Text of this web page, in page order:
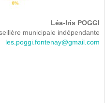
Léa-Iris POGGI
municipale indépendante
les.poggi.fontenay@gmail.com